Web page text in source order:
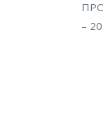
–